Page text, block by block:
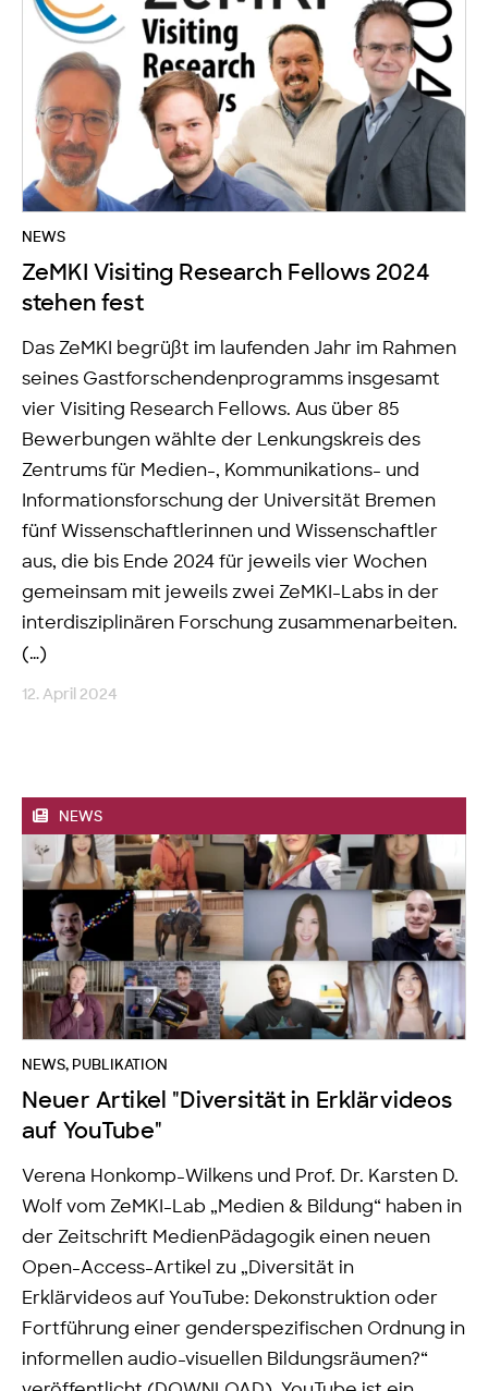
NEWS
ZeMKI Visiting Research Fellows 2024
stehen fest
Das ZeMKI begrüßt im laufenden Jahr im Rahmen
seines Gastforschendenprogramms insgesamt
vier Visiting Research Fellows. Aus über 85
Bewerbungen wählte der Lenkungskreis des
Zentrums für Medien-, Kommunikations- und
Informationsforschung der Universität Bremen
fünf Wissenschaftlerinnen und Wissenschaftler
aus, die bis Ende 2024 für jeweils vier Wochen
gemeinsam mit jeweils zwei ZeMKI-Labs in der
interdisziplinären Forschung zusammenarbeiten.
(…)
12. April 2024
NEWS
NEWS, PUBLIKATION
Neuer Artikel "Diversität in Erklärvideos
auf YouTube"
Verena Honkomp-Wilkens und Prof. Dr. Karsten D.
Wolf vom ZeMKI-Lab „Medien & Bildung“ haben in
der Zeitschrift MedienPädagogik einen neuen
Open-Access-Artikel zu „Diversität in
Erklärvideos auf YouTube: Dekonstruktion oder
Fortführung einer genderspezifischen Ordnung in
informellen audio-visuellen Bildungsräumen?“